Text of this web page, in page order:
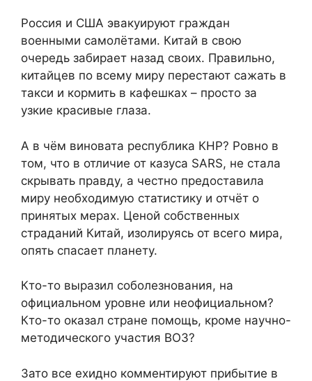
Россия и США эвакуируют граждан
военными самолётами. Китай в свою
очередь забирает назад своих. Правильно,
китайцев по всему миру перестают сажать в
такси и кормить в кафешках – просто за
узкие красивые глаза.
А в чём виновата республика КНР? Ровно в
том, что в отличие от казуса SARS, не стала
скрывать правду, а честно предоставила
миру необходимую статистику и отчёт о
принятых мерах. Ценой собственных
страданий Китай, изолируясь от всего мира,
опять спасает планету.
Кто-то выразил соболезнования, на
официальном уровне или неофициальном?
Кто-то оказал стране помощь, кроме научно-
методического участия ВОЗ?
Зато все ехидно комментируют прибытие в